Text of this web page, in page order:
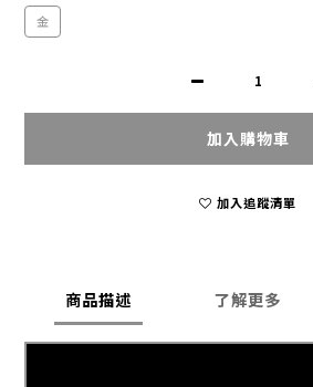
金
加入購物車
加入追蹤清單
商品描述 了解更多